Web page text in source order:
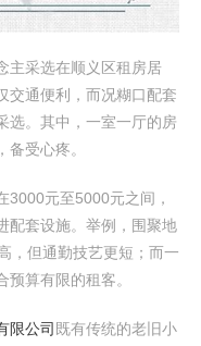
主采选在顺义区租房居
交通便利，而况糊口配套
选。其中，一室一厅的房
受心疼。
3000元至5000元之间，
配套设施。举例，围聚地
，但通勤技艺更短；而一
算有限的租客。
限公司 既有传统的老旧小